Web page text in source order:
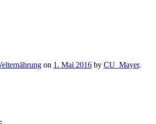
on 1. Mai 2016 by CU_Mayer.